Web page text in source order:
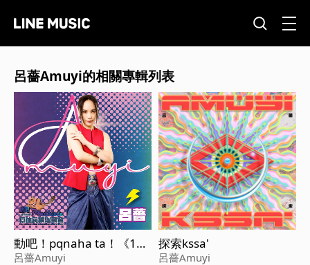
呂薔Amuyi的相關專輯列表
動吧！pqnaha ta！《114
年度第二屆新竹縣原住民
呂薔Amuyi
探索kssa'
呂薔Amuyi